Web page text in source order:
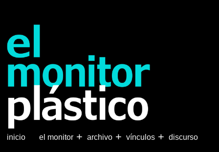
principal
inicio +
el monitor +
archivo +
vínculos discurso